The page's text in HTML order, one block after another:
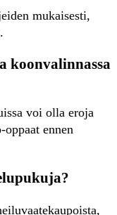
mukaisesti,
koonvalinnassa
voi olla eroja
ennen